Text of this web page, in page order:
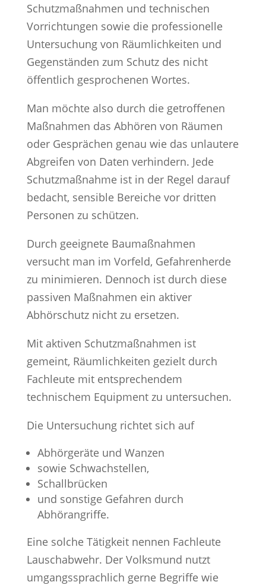
Schutzmaßnahmen und technischen
Vorrichtungen sowie die professionelle
Untersuchung von Räumlichkeiten und
Gegenständen zum Schutz des nicht
öffentlich gesprochenen Wortes.
Man möchte also durch die getroffenen
Maßnahmen das Abhören von Räumen
oder Gesprächen genau wie das unlautere
Abgreifen von Daten verhindern. Jede
Schutzmaßnahme ist in der Regel darauf
bedacht, sensible Bereiche vor dritten
Personen zu schützen.
Durch geeignete Baumaßnahmen
versucht man im Vorfeld, Gefahrenherde
zu minimieren. Dennoch ist durch diese
passiven Maßnahmen ein aktiver
Abhörschutz nicht zu ersetzen.
Mit aktiven Schutzmaßnahmen ist
gemeint, Räumlichkeiten gezielt durch
Fachleute mit entsprechendem
technischem Equipment zu untersuchen.
Die Untersuchung richtet sich auf
Abhörgeräte und Wanzen
sowie Schwachstellen,
Schallbrücken
und sonstige Gefahren durch
Abhörangriffe.
Eine solche Tätigkeit nennen Fachleute
Lauschabwehr. Der Volksmund nutzt
umgangssprachlich gerne Begriffe wie